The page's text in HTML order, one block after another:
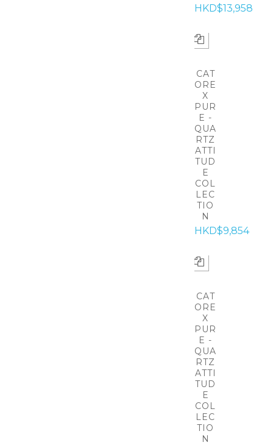
HKD$13,958
CAT
ORE
X
PUR
E -
QUA
RTZ
ATTI
TUD
E
COL
LEC
TIO
N
HKD$9,854
CAT
ORE
X
PUR
E -
QUA
RTZ
ATTI
TUD
E
COL
LEC
TIO
N